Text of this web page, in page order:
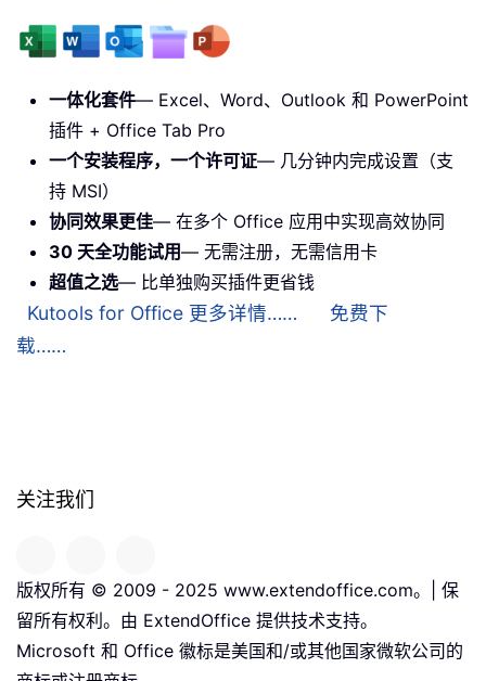
一体化套件— Excel、Word、Outlook 和 PowerPoint
插件 + Office Tab Pro
一个安装程序，一个许可证— 几分钟内完成设置（支
持 MSI）
协同效果更佳— 在多个 Office 应用中实现高效协同
30 天全功能试用— 无需注册，无需信用卡
超值之选— 比单独购买插件更省钱
Kutools for Office 更多详情……
免费下
载……
关注我们
版权所有 © 2009 - 2025 www.extendoffice.com。| 保
留所有权利。由 ExtendOffice 提供技术支持。
Microsoft 和 Office 徽标是美国和/或其他国家微软公司的